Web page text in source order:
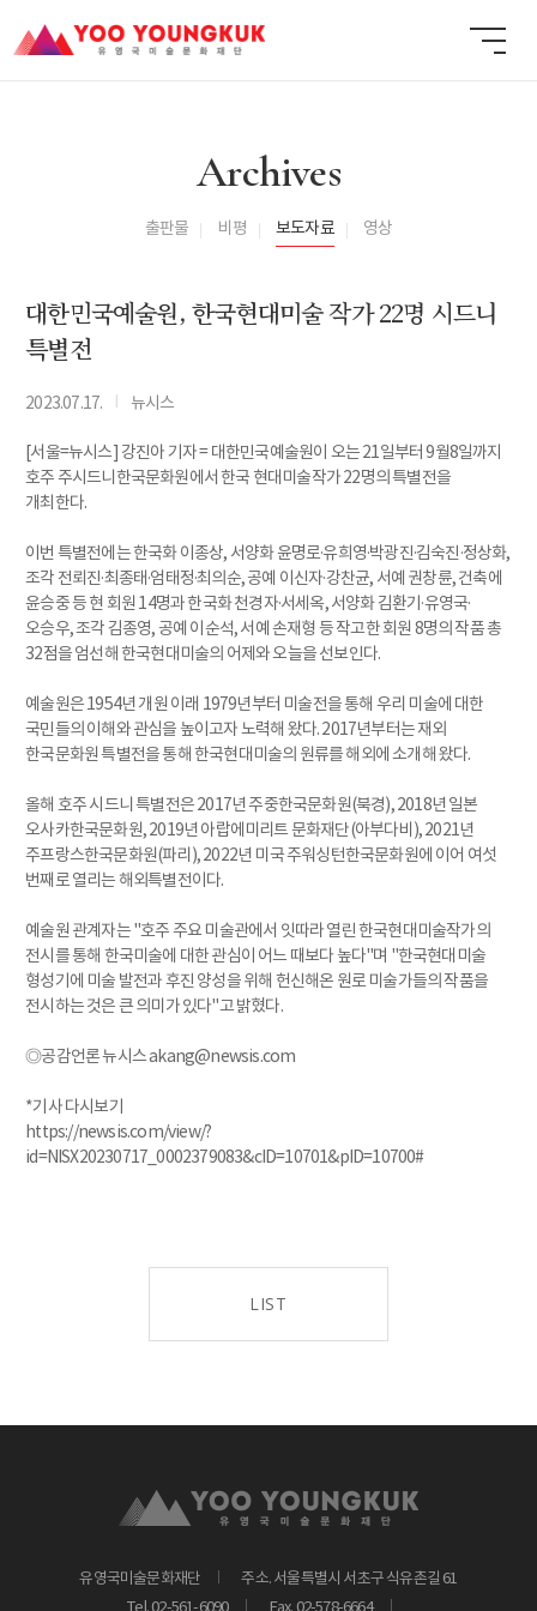
Archives
출판물 비평 보도자료 영상
대한민국예술원, 한국현대미술 작가 22명 시드니
특별전
2023.07.17. 뉴시스
[서울=뉴시스] 강진아 기자 = 대한민국예술원이 오는 21일부터 9월8일까지
호주 주시드니한국문화원에서 한국 현대미술작가 22명의 특별전을
개최한다.
이번 특별전에는 한국화 이종상, 서양화 윤명로·유희영·박광진·김숙진·정상화,
조각 전뢰진·최종태·엄태정·최의순, 공예 이신자·강찬균, 서예 권창륜, 건축에
윤승중 등 현 회원 14명과 한국화 천경자·서세옥, 서양화 김환기·유영국·
오승우, 조각 김종영, 공예 이순석, 서예 손재형 등 작고한 회원 8명의 작품 총
32점을 엄선해 한국현대미술의 어제와 오늘을 선보인다.
예술원은 1954년 개원 이래 1979년부터 미술전을 통해 우리 미술에 대한
국민들의 이해와 관심을 높이고자 노력해 왔다. 2017년부터는 재외
한국문화원 특별전을 통해 한국현대미술의 원류를 해외에 소개해 왔다.
올해 호주 시드니 특별전은 2017년 주중한국문화원(북경), 2018년 일본
오사카한국문화원, 2019년 아랍에미리트 문화재단(아부다비), 2021년
주프랑스한국문화원(파리), 2022년 미국 주워싱턴한국문화원에 이어 여섯
번째로 열리는 해외특별전이다.
예술원 관계자는 "호주 주요 미술관에서 잇따라 열린 한국현대미술작가의
전시를 통해 한국미술에 대한 관심이 어느 때보다 높다"며 "한국현대미술
형성기에 미술 발전과 후진 양성을 위해 헌신해온 원로 미술가들의 작품을
전시하는 것은 큰 의미가 있다"고 밝혔다.
◎공감언론 뉴시스 akang@newsis.com
*기사 다시보기
https://newsis.com/view/?
id=NISX20230717_0002379083&cID=10701&pID=10700#
LIST
유영국미술문화재단
주소. 서울특별시 서초구 식유촌길 61
Tel. 02-561-6090
Fax. 02-578-6664